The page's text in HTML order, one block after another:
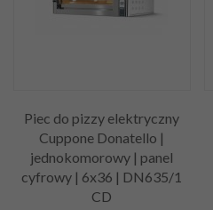
Piec do pizzy elektryczny
Cuppone Donatello |
jednokomorowy | panel
cyfrowy | 6x36 | DN635/1
CD